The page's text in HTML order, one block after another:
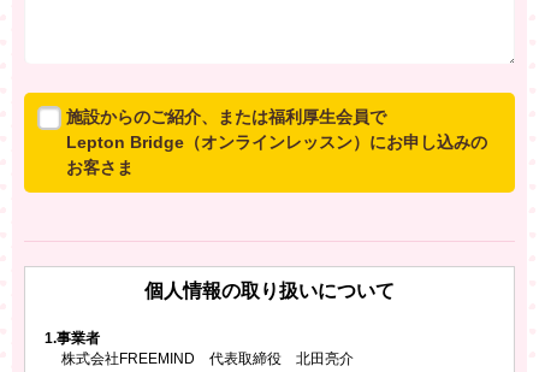
施設からのご紹介、または福利厚生会員で
Lepton Bridge（オンラインレッスン）にお申し込みの
お客さま
いいたします。
※ご兄弟姉妹など複数でお申し込みの場合、お一人ず
所属施設名・会員番号またはクーポンコード
個人情報の取り扱いについて
1.事業者
株式会社FREEMIND 代表取締役 北田亮介